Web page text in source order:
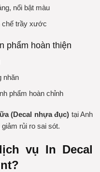
nổi bật màu
chế trầy xước
phẩm hoàn thiện
nhăn
phẩm hoàn chỉnh
(Decal nhựa đục) tại Anh
rủi ro sai sót.
vụ In Decal